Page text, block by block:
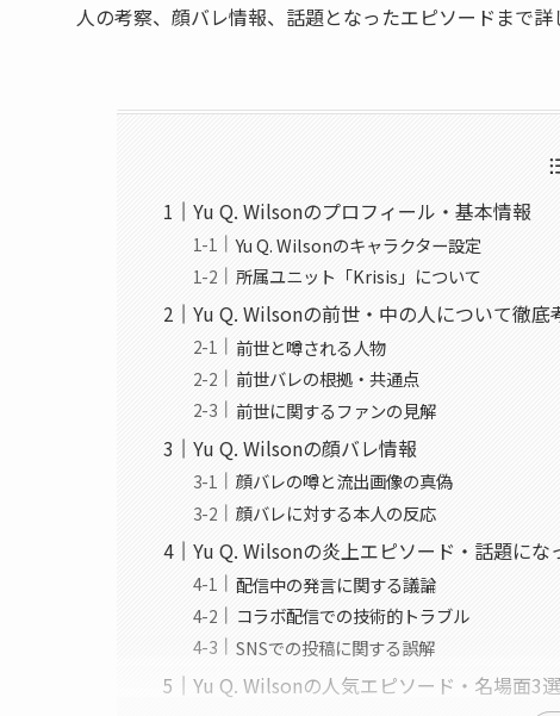
人の考察、顔バレ情報、話題となったエピソードまで詳
Yu Q. Wilsonのプロフィール・基本情報
Yu Q. Wilsonのキャラクター設定
所属ユニット「Krisis」について
Yu Q. Wilsonの前世・中の人について徹底
前世と噂される人物
前世バレの根拠・共通点
前世に関するファンの見解
Yu Q. Wilsonの顔バレ情報
顔バレの噂と流出画像の真偽
顔バレに対する本人の反応
Yu Q. Wilsonの炎上エピソード・話題にな
配信中の発言に関する議論
コラボ配信での技術的トラブル
SNSでの投稿に関する誤解
Yu Q. Wilsonの人気エピソード・名場面3選